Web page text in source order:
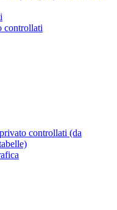
controllati
controllati (da